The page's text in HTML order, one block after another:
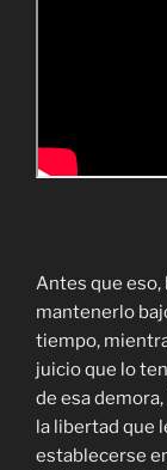
Antes que eso,
mantenerlo
tiempo,
juicio que lo
de esa
la libertad que
establecerse